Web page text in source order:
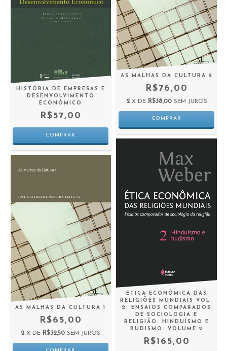
HISTÓRIA DE EMPRESAS E
DESENVOLVIMENTO
ECONÔMICO
R$57,00
AS MALHAS DA CULTURA 2
R$76,00
2 X DE R$38,00 SEM JUROS
AS MALHAS DA CULTURA 1
R$65,00
2 X DE R$32,50 SEM JUROS
ÉTICA ECONÔMICA DAS
RELIGIÕES MUNDIAIS VOL.
2: ENSAIOS COMPARADOS
DE SOCIOLOGIA E
RELIGIÃO: HINDUÍSMO E
BUDISMO: VOLUME 2
R$165,00